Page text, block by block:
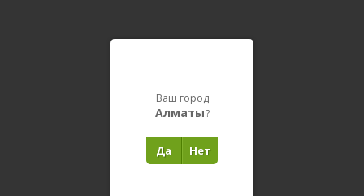
Ваш город
Алматы?
Нет
Да